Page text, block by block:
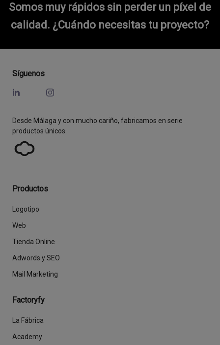
Somos muy rápidos sin perder un píxel de
calidad. ¿Cuándo necesitas tu proyecto?
Síguenos
Desde Málaga y con mucho cariño, fabricamos en serie
productos únicos.
Productos
Logotipo
Web
Tienda Online
Adwords y SEO
Mail Marketing
Factoryfy
La Fábrica
Academy